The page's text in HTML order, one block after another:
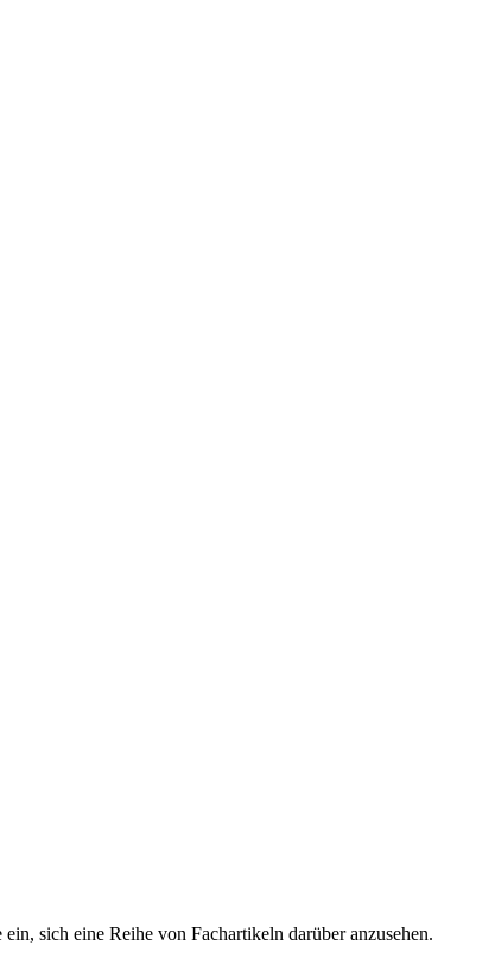
sich eine Reihe von Fachartikeln darüber anzusehen.